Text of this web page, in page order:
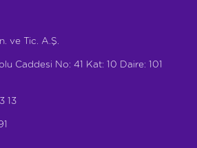
ve Tic. A.Ş.
Caddesi No: 41 Kat: 10 Daire: 101
13